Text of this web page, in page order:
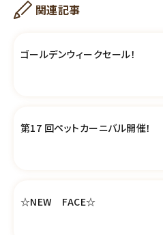
関連記事
ゴールデンウィークセール！
第17 回ペットカーニバル開催！
☆NEW FACE☆